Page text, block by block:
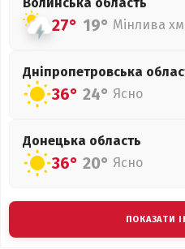
27° 19° Мінлива
Дніпропетровська
36° 24° Ясно
Донецька область
36° 20° Ясно
ПОКАЗАТИ